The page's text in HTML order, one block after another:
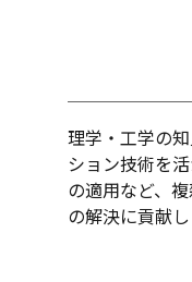
理学・工学の
ション技術を
の適用など、
の解決に貢献し